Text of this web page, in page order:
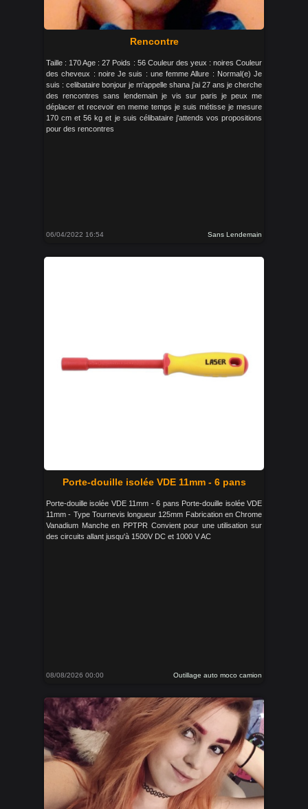
Rencontre
Taille : 170 Age : 27 Poids : 56 Couleur des yeux : noires Couleur
des cheveux : noire Je suis : une femme Allure : Normal(e) Je
suis : celibataire bonjour je m'appelle shana j'ai 27 ans je cherche
des rencontres sans lendemain je vis sur paris je peux me
déplacer et recevoir en meme temps je suis métisse je mesure
170 cm et 56 kg et je suis célibataire j'attends vos propositions
pour des rencontres
06/04/2022 16:54 Sans Lendemain
Porte-douille isolée VDE 11mm - 6 pans
Porte-douille isolée VDE 11mm - 6 pans Porte-douille isolée VDE
11mm - Type Tournevis longueur 125mm Fabrication en Chrome
Vanadium Manche en PPTPR Convient pour une utilisation sur
des circuits allant jusqu'à 1500V DC et 1000 V AC
08/08/2026 00:00 Outillage auto moco camion